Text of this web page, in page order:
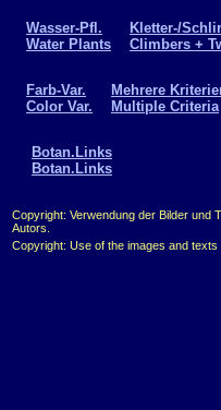
Wasser-Pfl.
Water Plants
Kletter-/
Climbers +
Farb-Var.
Color Var.
Mehrere
Multiple Criteria
Botan.Links
Botan.Links
Copyright: Verwendung der Bilder und
Autors.
Copyright: Use of the images and